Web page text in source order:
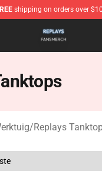
shipping on orders over
- Official Replays
/Replays